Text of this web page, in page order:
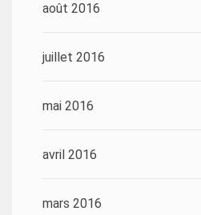
août 2016
juillet 2016
mai 2016
avril 2016
mars 2016